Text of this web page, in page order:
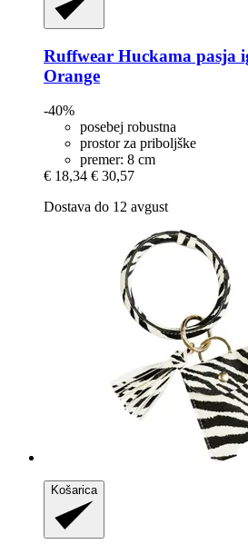
Ruffwear Huckama pasja
Orange
-40%
posebej robustna
prostor za priboljške
premer: 8 cm
€ 18,34 € 30,57
Dostava do 12 avgust
Košarica